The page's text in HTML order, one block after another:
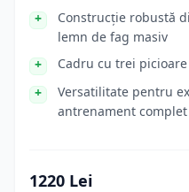
Construcție robustă
lemn de fag masiv
Cadru cu trei
Versatilitate pentru
antrenament complet
1220 Lei